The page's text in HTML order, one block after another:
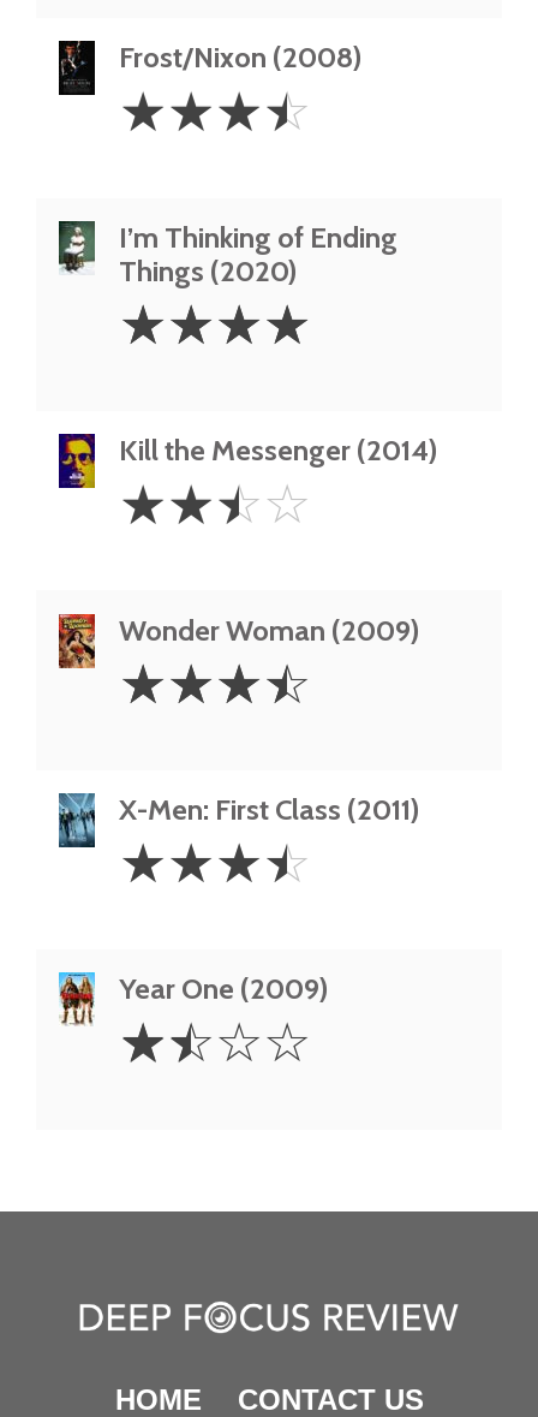
Frost/Nixon (2008)
3.5
Stars
☆☆☆☆
I’m Thinking of Ending
Things (2020)
Stars
☆☆☆☆
Kill the Messenger (2014)
2.5
Stars
☆☆☆☆
Wonder Woman (2009)
3.5
Stars
☆☆☆☆
X-Men: First Class (2011)
3.5
Stars
☆☆☆☆
Year One (2009)
1.5
Stars
☆☆☆☆
HOME CONTACT US